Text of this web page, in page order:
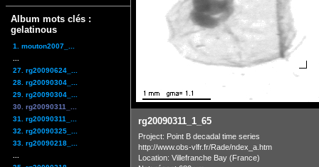
Album mots clés :
gelatinous
1. mouton2007_...
27. rg20090624_...
28. rg20090304_...
29. rg20090304_...
30. rg20090311_...
31. rg20090311_...
32. rg20090325_...
33. rg20090218_...
rg20090311_1_65
Project: Point B decadal time series
http://www.obs-vlfr.fr/Rade/ndex_a.htm
Location: Villefranche Bay (France)